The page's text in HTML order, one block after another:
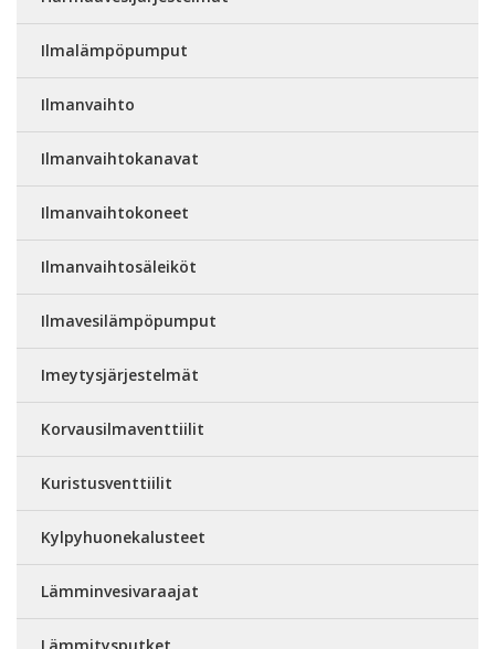
Ilmalämpöpumput
Ilmanvaihto
Ilmanvaihtokanavat
Ilmanvaihtokoneet
Ilmanvaihtosäleiköt
Ilmavesilämpöpumput
Imeytysjärjestelmät
Korvausilmaventtiilit
Kuristusventtiilit
Kylpyhuonekalusteet
Lämminvesivaraajat